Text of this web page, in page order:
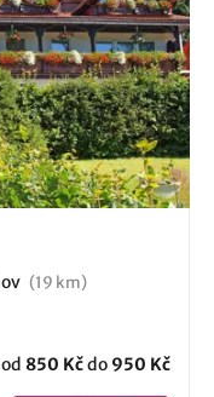
(19 km)
850 Kčdo 950 Kč